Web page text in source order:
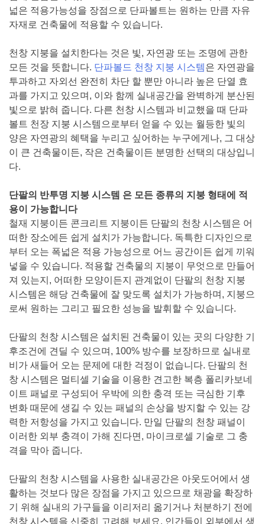
넓은 적용가능성을 장점으로 단파볼트는 원하는 만큼 자유
자재로 건축물에 적용할 수 있습니다.
천창 지붕을 설치한다는 것은 빛, 자연광 또는 조명에 관한
모든 것을 뜻합니다. 단파볼드 천창 지붕 시스템은 자연광을
투과하고 자외선 완전히 차단 할 뿐만 아니라 높은 단열 효
과를 가지고 있으며, 이와 함께 실내공간을 완벽하게 분산된
빛으로 밝혀 줍니다. 다른 천창 시스템과 비교했을 때 단파
볼트 천장 지붕 시스템으로부터 얻을 수 있는 월등한 빛의
양은 자연광의 혜택을 누리고 싶어하는 누구에게나, 그 대상
이 큰 건축물이든, 작은 건축물이든 분명한 선택의 대상입니
다.
단팔의 반투명 지붕 시스템 은 모든 종류의 지붕 형태에 적
용이 가능합니다
철재 지붕이든 콘크리트 지붕이든 단팔의 천창 시스템은 어
떠한 장소에든 쉽게 설치가 가능합니다. 독특한 디자인으로
부터 오는 폭넓은 적용 가능성으로 어느 공간이든 쉽게 끼워
넣을 수 있습니다. 적용할 건축물의 지붕이 무엇으로 만들어
져 있는지, 어떠한 모양이든지 관계없이 단팔의 천창 지붕
시스템은 해당 건축물에 잘 맞도록 설치가 가능하며, 지붕으
로써 원하는 그리고 필요한 성능을 발휘할 수 있습니다.
단팔의 천창 시스템은 설치된 건축물이 있는 곳의 다양한 기
후조건에 견딜 수 있으며, 100% 방수를 보장하므로 실내로
비가 새들어 오는 문제에 대한 걱정이 없습니다. 단팔의 천
창 시스템은 멀티셀 기술을 이용한 견고한 복층 폴리카보네
이트 패널로 구성되어 우박에 의한 충격 또는 극심한 기후
변화 때문에 생길 수 있는 패널의 손상을 방지할 수 있는 강
력한 저항성을 가지고 있습니다. 만일 단팔의 천창 패널이
이러한 외부 충격이 가해 진다면, 마이크로셀 기술로 그 충
격을 막아 줍니다.
단팔의 천창 시스템을 사용한 실내공간은 아웃도어에서 생
활하는 것보다 많은 장점을 가지고 있으므로 채광을 확장하
기 위해 실내의 가구들을 이리저리 옮기거나 처분하기 전에
천창 시스템을 신중히 고려해 보세요. 인간들이 외부에서 생